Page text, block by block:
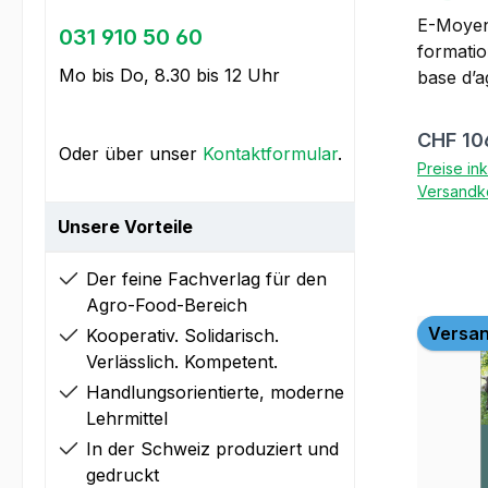
031 910 50 60
Mo bis Do, 8.30 bis 12 Uhr
Oder über unser Kontaktformular.
Unsere Vorteile
Der feine Fachverlag für den
Agro-Food-Bereich
Kooperativ. Solidarisch.
Verlässlich. Kompetent.
Handlungsorientierte, moderne
Lehrmittel
In der Schweiz produziert und
gedruckt
E-
base
sol et y
épandre
beook.
https://
https://
CHF
Preise